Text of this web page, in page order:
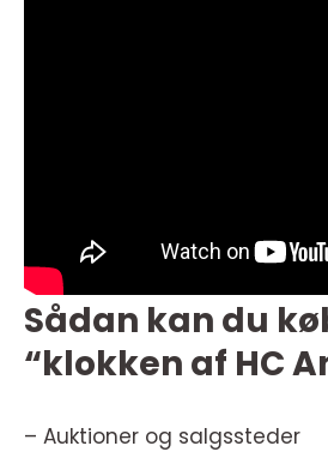
Sådan kan du
“klokken af HC
– Auktioner og salgssteder